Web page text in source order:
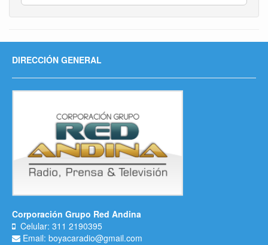
DIRECCIÓN GENERAL
Corporación Grupo Red Andina
Celular: 311 2190395
Email: boyacaradio@gmail.com